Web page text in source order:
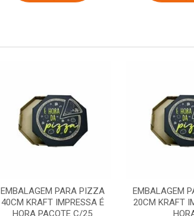
EMBALAGEM PARA PIZZA
40CM KRAFT IMPRESSA É
HORA PACOTE C/25
EMBALAGEM
20CM KRAFT